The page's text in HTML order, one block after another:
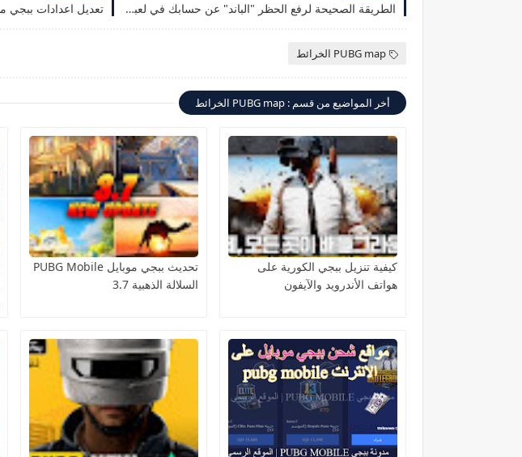
الطريقة الصحيحة لرفع الحظر "الباند" عن حسابك في لعبة ببجي موبايل PUBG MOBILE
PUBG map الخرائط
أخر المواضيع من قسم : PUBG map الخرائط
كيفية تنزيل ببجي الكورية على
هواتف الأندرويد والآيفون
تحديث ببجي موبايل PUBG Mobile
السلالة الذهبية 3.7